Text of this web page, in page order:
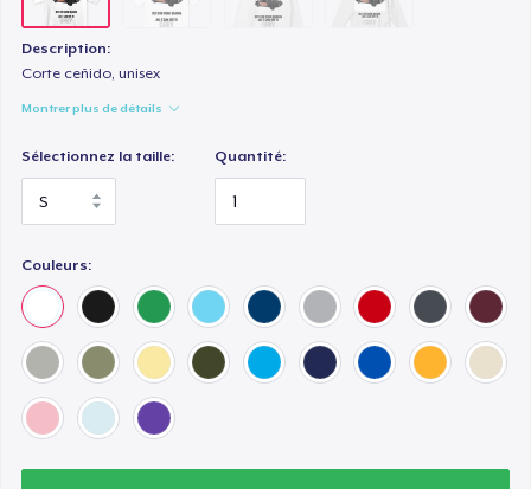
Description:
Corte ceñido, unisex
Montrer plus de détails
Sélectionnez la taille: Quantité:
Couleurs: